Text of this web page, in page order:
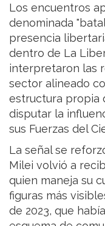
Los encuentros
denominada
presencia
dentro de La
interpretaron las
sector alineado
estructura propia
disputar la
sus Fuerzas del
La señal se
Milei volvió a
quien maneja su
figuras más
de 2023, que